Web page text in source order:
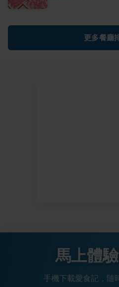
更多餐廳
馬上體
手機下載愛食記，隨